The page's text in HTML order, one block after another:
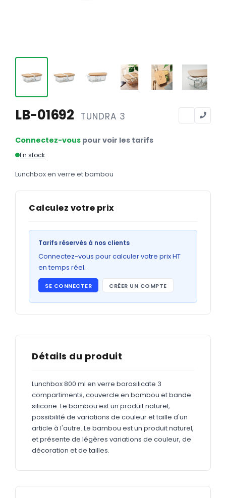
Enveloppes
Sous-mains
Bloc-notes
Chemises
Pochettes administratives
Tampons
Liasses
Carnets
GRAND FORMAT
Posters
Abribus
Plans
Panneaux
Étiquettes adhésives
Étiquettes adhésives en bobine
Adhésifs vitrine
MARQUAGE TEXTILE
Tee-shirts
LB-01692 TUNDRA 3
Connectez-vous pour voir les tarifs
En stock
Lunchbox en verre et bambou
Calculez votre prix
Tarifs réservés à nos clients
Connectez-vous pour calculer votre prix HT
en temps réel.
SE CONNECTER CRÉER UN COMPTE
Détails du produit
Lunchbox 800 ml en verre borosilicate 3
compartiments, couvercle en bambou et bande
silicone. Le bambou est un produit naturel,
possibilité de variations de couleur et taille d'un
article à l'autre. Le bambou est un produit naturel,
et présente de légères variations de couleur, de
décoration et de tailles.